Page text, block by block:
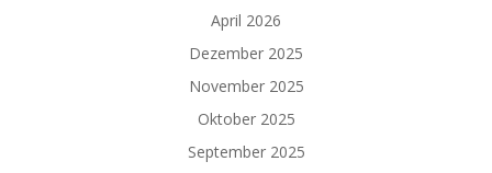
April 2026
Dezember 2025
November 2025
Oktober 2025
September 2025